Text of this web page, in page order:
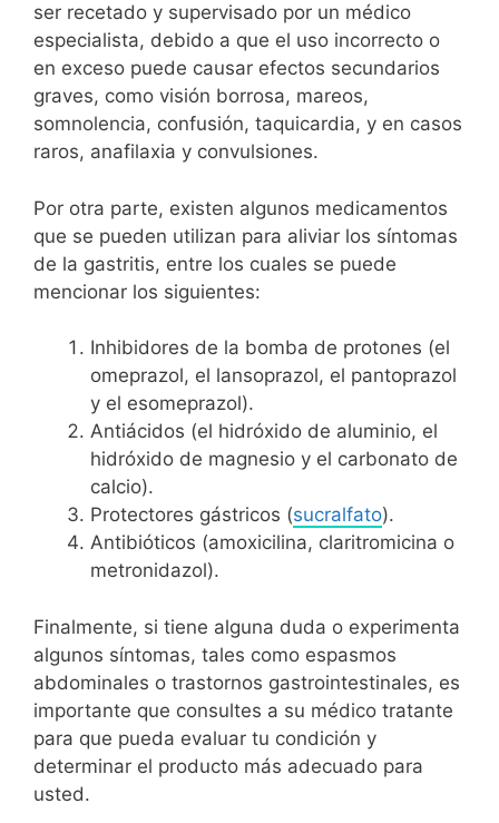
ser recetado y supervisado por un médico
especialista, debido a que el uso incorrecto o
en exceso puede causar efectos secundarios
graves, como visión borrosa, mareos,
somnolencia, confusión, taquicardia, y en casos
raros, anafilaxia y convulsiones.
Por otra parte, existen algunos medicamentos
que se pueden utilizan para aliviar los síntomas
de la gastritis, entre los cuales se puede
mencionar los siguientes:
Inhibidores de la bomba de protones (el
omeprazol, el lansoprazol, el pantoprazol
y el esomeprazol).
Antiácidos (el hidróxido de aluminio, el
hidróxido de magnesio y el carbonato de
calcio).
Protectores gástricos (sucralfato).
Antibióticos (amoxicilina, claritromicina o
metronidazol).
Finalmente, si tiene alguna duda o experimenta
algunos síntomas, tales como espasmos
abdominales o trastornos gastrointestinales, es
importante que consultes a su médico tratante
para que pueda evaluar tu condición y
determinar el producto más adecuado para
usted.